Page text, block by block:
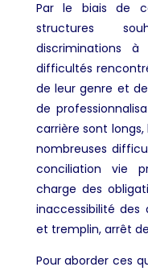
Par le biais de
structures
discriminations
difficultés
de leur genre et
de
carrière sont
nombreuses
conciliation vie
charge des
inaccessibilité des
et tremplin, arrêt
Pour aborder ces